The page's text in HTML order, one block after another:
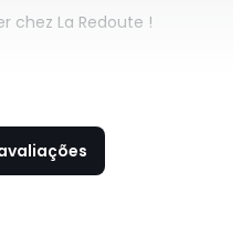
chez La Redoute !